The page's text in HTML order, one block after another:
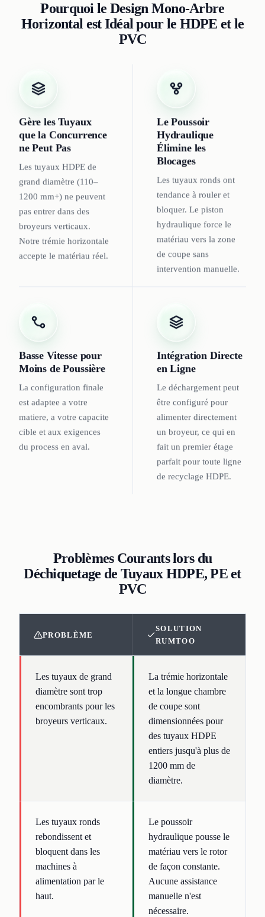
Pourquoi le Design Mono-Arbre
Horizontal est Idéal pour le HDPE et le
PVC
Gère les Tuyaux
que la Concurrence
ne Peut Pas
Les tuyaux HDPE de
grand diamètre (110–
1200 mm+) ne peuvent
pas entrer dans des
broyeurs verticaux.
Notre trémie horizontale
accepte le matériau réel.
Le Poussoir
Hydraulique
Élimine les
Blocages
Les tuyaux ronds ont
tendance à rouler et
bloquer. Le piston
hydraulique force le
matériau vers la zone
de coupe sans
intervention manuelle.
Basse Vitesse pour
Moins de Poussière
La configuration finale
est adaptee a votre
matiere, a votre capacite
cible et aux exigences
du process en aval.
Intégration Directe
en Ligne
Le déchargement peut
être configuré pour
alimenter directement
un broyeur, ce qui en
fait un premier étage
parfait pour toute ligne
de recyclage HDPE.
Problèmes Courants lors du
Déchiquetage de Tuyaux HDPE, PE et
PVC
PROBLÈME
SOLUTION
RUMTOO
Les tuyaux de grand
diamètre sont trop
encombrants pour les
broyeurs verticaux.
La trémie horizontale
et la longue chambre
de coupe sont
dimensionnées pour
des tuyaux HDPE
entiers jusqu'à plus de
1200 mm de
diamètre.
Les tuyaux ronds
rebondissent et
bloquent dans les
machines à
alimentation par le
haut.
Le poussoir
hydraulique pousse le
matériau vers le rotor
de façon constante.
Aucune assistance
manuelle n'est
nécessaire.